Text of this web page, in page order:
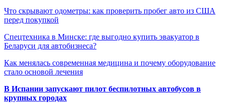
Что скрывают одометры: как проверить пробег авто из США
перед покупкой
Спецтехника в Минске: где выгодно купить эвакуатор в
Беларуси для автобизнеса?
Как менялась современная медицина и почему оборудование
стало основой лечения
В Испании запускают пилот беспилотных автобусов в
крупных городах